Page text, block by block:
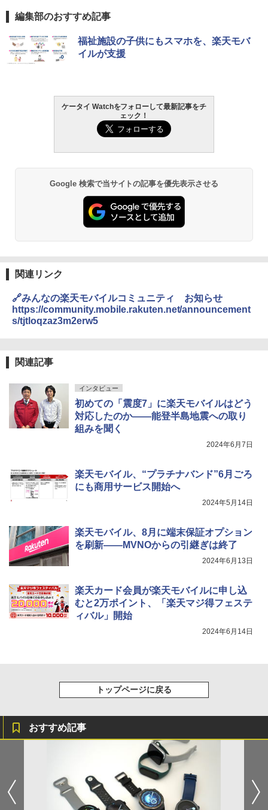
編集部のおすすめ記事
福祉施設の子供にもスマホを、楽天モバ
イルが支援
ケータイ Watchをフォローして最新記事をチ
ェック！
Google 検索で当サイトの記事を優先表示させる
関連リンク
🔗みんなの楽天モバイルコミュニティ お知らせ
https://community.mobile.rakuten.net/announcement
s/tjtloqzaz3m2erw5
関連記事
インタビュー
初めての「震度7」に楽天モバイルはどう
対応したのか――能登半島地震への取り
組みを聞く
2024年6月7日
楽天モバイル、“プラチナバンド”6月ごろ
にも商用サービス開始へ
2024年5月14日
楽天モバイル、8月に端末保証オプション
を刷新――MVNOからの引継ぎは終了
2024年6月13日
楽天カード会員が楽天モバイルに申し込
むと2万ポイント、「楽天マジ得フェステ
ィバル」開始
2024年6月14日
トップページに戻る
おすすめ記事